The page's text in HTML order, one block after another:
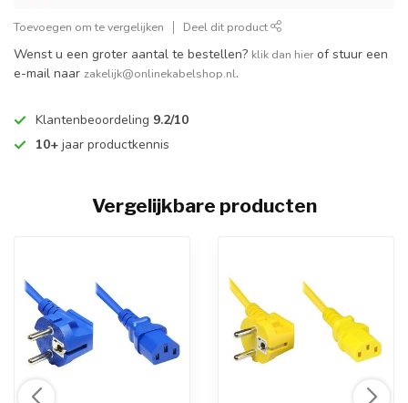
Toevoegen om te vergelijken Deel dit product
Wenst u een groter aantal te bestellen? klik dan hierof stuur een
e-mail naar zakelijk@onlinekabelshop.nl.
Klantenbeoordeling 9.2/10
10+ jaar productkennis
Vergelijkbare producten